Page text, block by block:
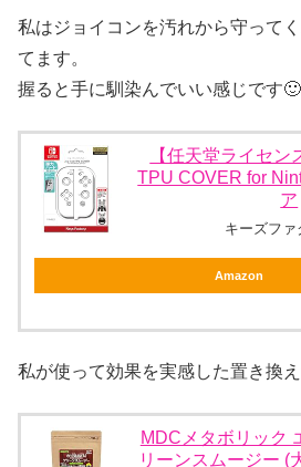
私はジョイコンを汚れから守って
てます。
握ると手に馴染んでいい感じです🙂
【任天堂ライセ
TPU COVER for
ア
キーズファ
Amazon
私が使って効果を実感した置き換え
MDCメタボリック
リーンスムージー (